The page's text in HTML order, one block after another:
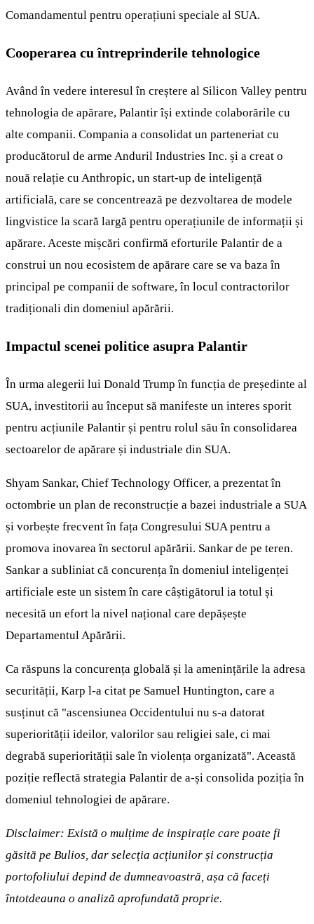
Comandamentul pentru operațiuni speciale al SUA.
Cooperarea cu întreprinderile tehnologice
Având în vedere interesul în creștere al Silicon Valley pentru
tehnologia de apărare, Palantir își extinde colaborările cu
alte companii. Compania a consolidat un parteneriat cu
producătorul de arme Anduril Industries Inc. și a creat o
nouă relație cu Anthropic, un start-up de inteligență
artificială, care se concentrează pe dezvoltarea de modele
lingvistice la scară largă pentru operațiunile de informații și
apărare. Aceste mișcări confirmă eforturile Palantir de a
construi un nou ecosistem de apărare care se va baza în
principal pe companii de software, în locul contractorilor
tradiționali din domeniul apărării.
Impactul scenei politice asupra Palantir
În urma alegerii lui Donald Trump în funcția de președinte al
SUA, investitorii au început să manifeste un interes sporit
pentru acțiunile Palantir și pentru rolul său în consolidarea
sectoarelor de apărare și industriale din SUA.
Shyam Sankar, Chief Technology Officer, a prezentat în
octombrie un plan de reconstrucție a bazei industriale a SUA
și vorbește frecvent în fața Congresului SUA pentru a
promova inovarea în sectorul apărării. Sankar de pe teren.
Sankar a subliniat că concurența în domeniul inteligenței
artificiale este un sistem în care câștigătorul ia totul și
necesită un efort la nivel național care depășește
Departamentul Apărării.
Ca răspuns la concurența globală și la amenințările la adresa
securității, Karp l-a citat pe Samuel Huntington, care a
susținut că "ascensiunea Occidentului nu s-a datorat
superiorității ideilor, valorilor sau religiei sale, ci mai
degrabă superiorității sale în violența organizată". Această
poziție reflectă strategia Palantir de a-și consolida poziția în
domeniul tehnologiei de apărare.
Disclaimer: Există o mulțime de inspirație care poate fi
găsită pe Bulios, dar selecția acțiunilor și construcția
portofoliului depind de dumneavoastră, așa că faceți
întotdeauna o analiză aprofundată proprie.